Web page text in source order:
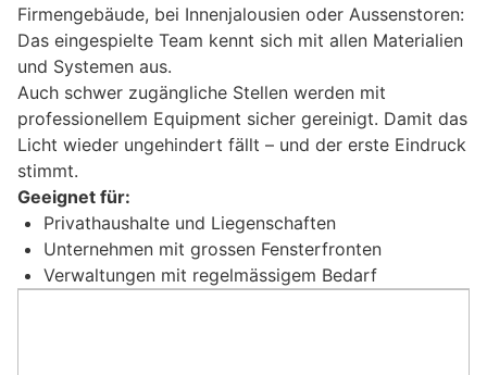
Firmengebäude, bei Innenjalousien oder Aussenstoren:
Das eingespielte Team kennt sich mit allen Materialien
und Systemen aus.
Auch schwer zugängliche Stellen werden mit
professionellem Equipment sicher gereinigt. Damit das
Licht wieder ungehindert fällt – und der erste Eindruck
stimmt.
Geeignet für:
Privathaushalte und Liegenschaften
Unternehmen mit grossen Fensterfronten
Verwaltungen mit regelmässigem Bedarf